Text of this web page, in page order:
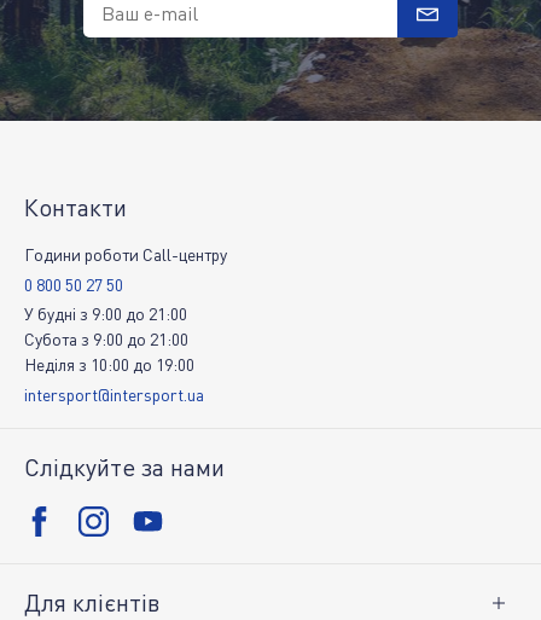
Ваш e-mail
Контакти
Години роботи Call-центру
0 800 50 27 50
У будні з 9:00 до 21:00
Субота з 9:00 до 21:00
Неділя з 10:00 до 19:00
intersport@intersport.ua
Слідкуйте за нами
Для клієнтів